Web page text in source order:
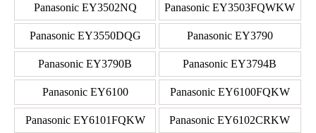
Panasonic EY3502NQ Panasonic EY3503FQWKW
Panasonic EY3550DQG Panasonic EY3790
Panasonic EY3790B Panasonic EY3794B
Panasonic EY6100 Panasonic EY6100FQKW
Panasonic EY6101FQKW Panasonic EY6102CRKW